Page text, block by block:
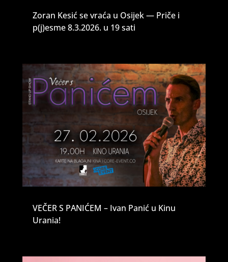
Zoran Kesić se vraća u Osijek — Priče i
p(j)esme 8.3.2026. u 19 sati
VEČER S PANIĆEM – Ivan Panić u Kinu
Urania!